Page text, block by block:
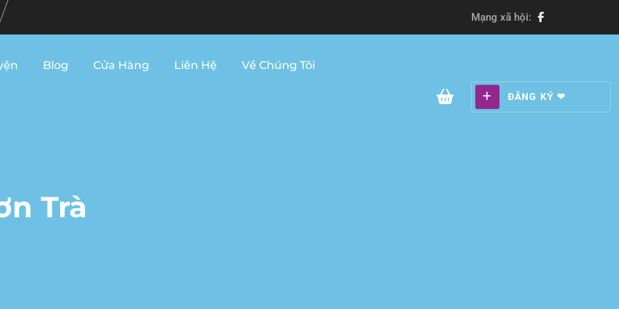
Mạng xã hội:
Blog Cửa Hàng Liên Hệ Về Chúng Tôi
ĐĂNG KÝ ❤
Trà